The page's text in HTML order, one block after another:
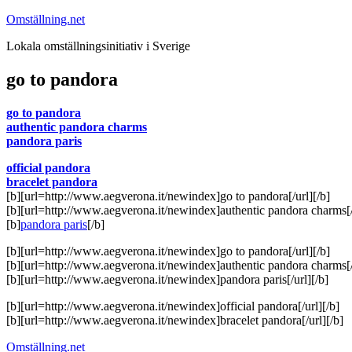
Hoppa
innehåll
Omställning.net
Lokala omställningsinitiativ i Sverige
go to pandora
go to pandora
authentic pandora charms
pandora paris
official pandora
bracelet pandora
[b][url=http://www.aegverona.it/newindex]go to pandora[/url][/b]
[b][url=http://www.aegverona.it/newindex]authentic pandora
[b]pandora paris[/b]
[b][url=http://www.aegverona.it/newindex]go to pandora[/url][/b]
[b][url=http://www.aegverona.it/newindex]authentic pandora
[b][url=http://www.aegverona.it/newindex]pandora paris[/url][/b]
[b][url=http://www.aegverona.it/newindex]official pandora[/url][/b]
[b][url=http://www.aegverona.it/newindex]bracelet pandora[/url][/b]
Omställning.net